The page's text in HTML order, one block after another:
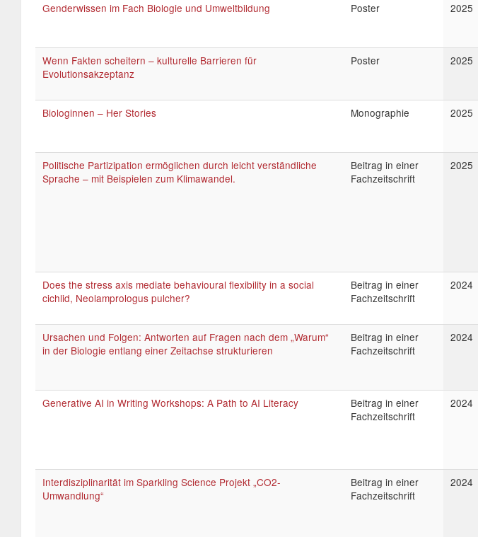
Genderwissen im Fach Biologie und Umweltbildung Poster 2025
Wenn Fakten scheitern – kulturelle Barrieren für
Evolutionsakzeptanz
Poster 2025
Biologinnen – Her Stories Monographie 2025
Politische Partizipation ermöglichen durch leicht verständliche
Sprache – mit Beispielen zum Klimawandel.
Beitrag in einer
Fachzeitschrift
2025
Does the stress axis mediate behavioural flexibility in a social
cichlid, Neolamprologus pulcher?
Beitrag in einer
Fachzeitschrift
2024
Ursachen und Folgen: Antworten auf Fragen nach dem „Warum“
in der Biologie entlang einer Zeitachse strukturieren
Beitrag in einer
Fachzeitschrift
2024
Generative AI in Writing Workshops: A Path to AI Literacy
Beitrag in einer
Fachzeitschrift
2024
Interdisziplinarität im Sparkling Science Projekt „CO2-
Umwandlung“
Beitrag in einer
Fachzeitschrift
2024